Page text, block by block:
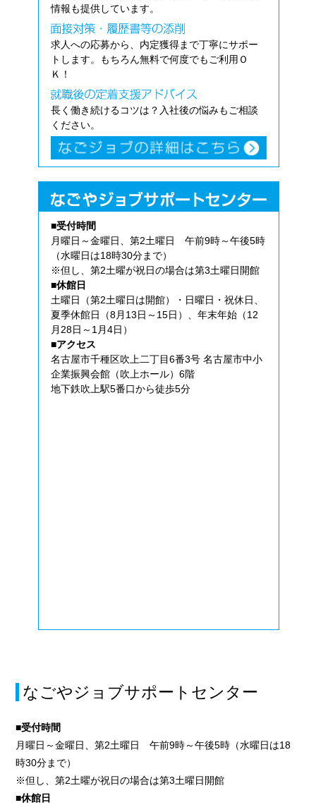
情報も提供しています。
求人への応募から、内定獲得まで丁寧にサポー
トします。もちろん無料で何度でもご利用Ｏ
Ｋ！
長く働き続けるコツは？入社後の悩みもご相談
ください。
■受付時間
月曜日～金曜日、第2土曜日 午前9時～午後5時
（水曜日は18時30分まで）
※但し、第2土曜が祝日の場合は第3土曜日開館
■休館日
土曜日（第2土曜日は開館）・日曜日・祝休日、
夏季休館日（8月13日～15日）、年末年始（12
月28日～1月4日）
■アクセス
名古屋市千種区吹上二丁目6番3号 名古屋市中小
企業振興会館（吹上ホール）6階
地下鉄吹上駅5番口から徒歩5分
なごやジョブサポートセンター
■受付時間
月曜日～金曜日、第2土曜日 午前9時～午後5時（水曜日は18
時30分まで）
※但し、第2土曜が祝日の場合は第3土曜日開館
■休館日